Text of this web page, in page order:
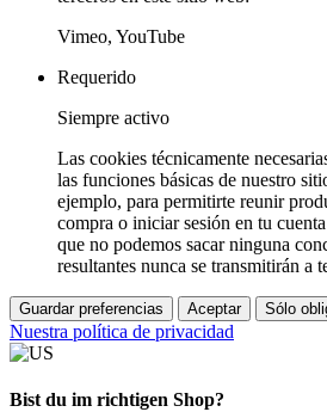
Vimeo, YouTube
Requerido
Siempre activo
Las cookies técnicamente
las funciones básicas de nuestro
ejemplo, para permitirte reunir
compra o iniciar sesión en tu
que no podemos sacar ninguna
resultantes nunca se transmitirán a
Guardar preferencias Aceptar Sólo
Nuestra política de privacidad
Bist du im richtigen Shop?